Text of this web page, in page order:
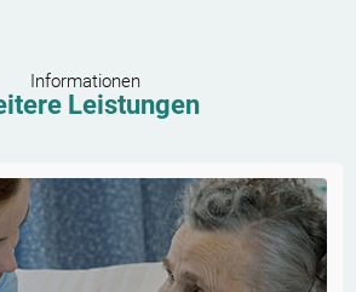
Informationen
Leistungen